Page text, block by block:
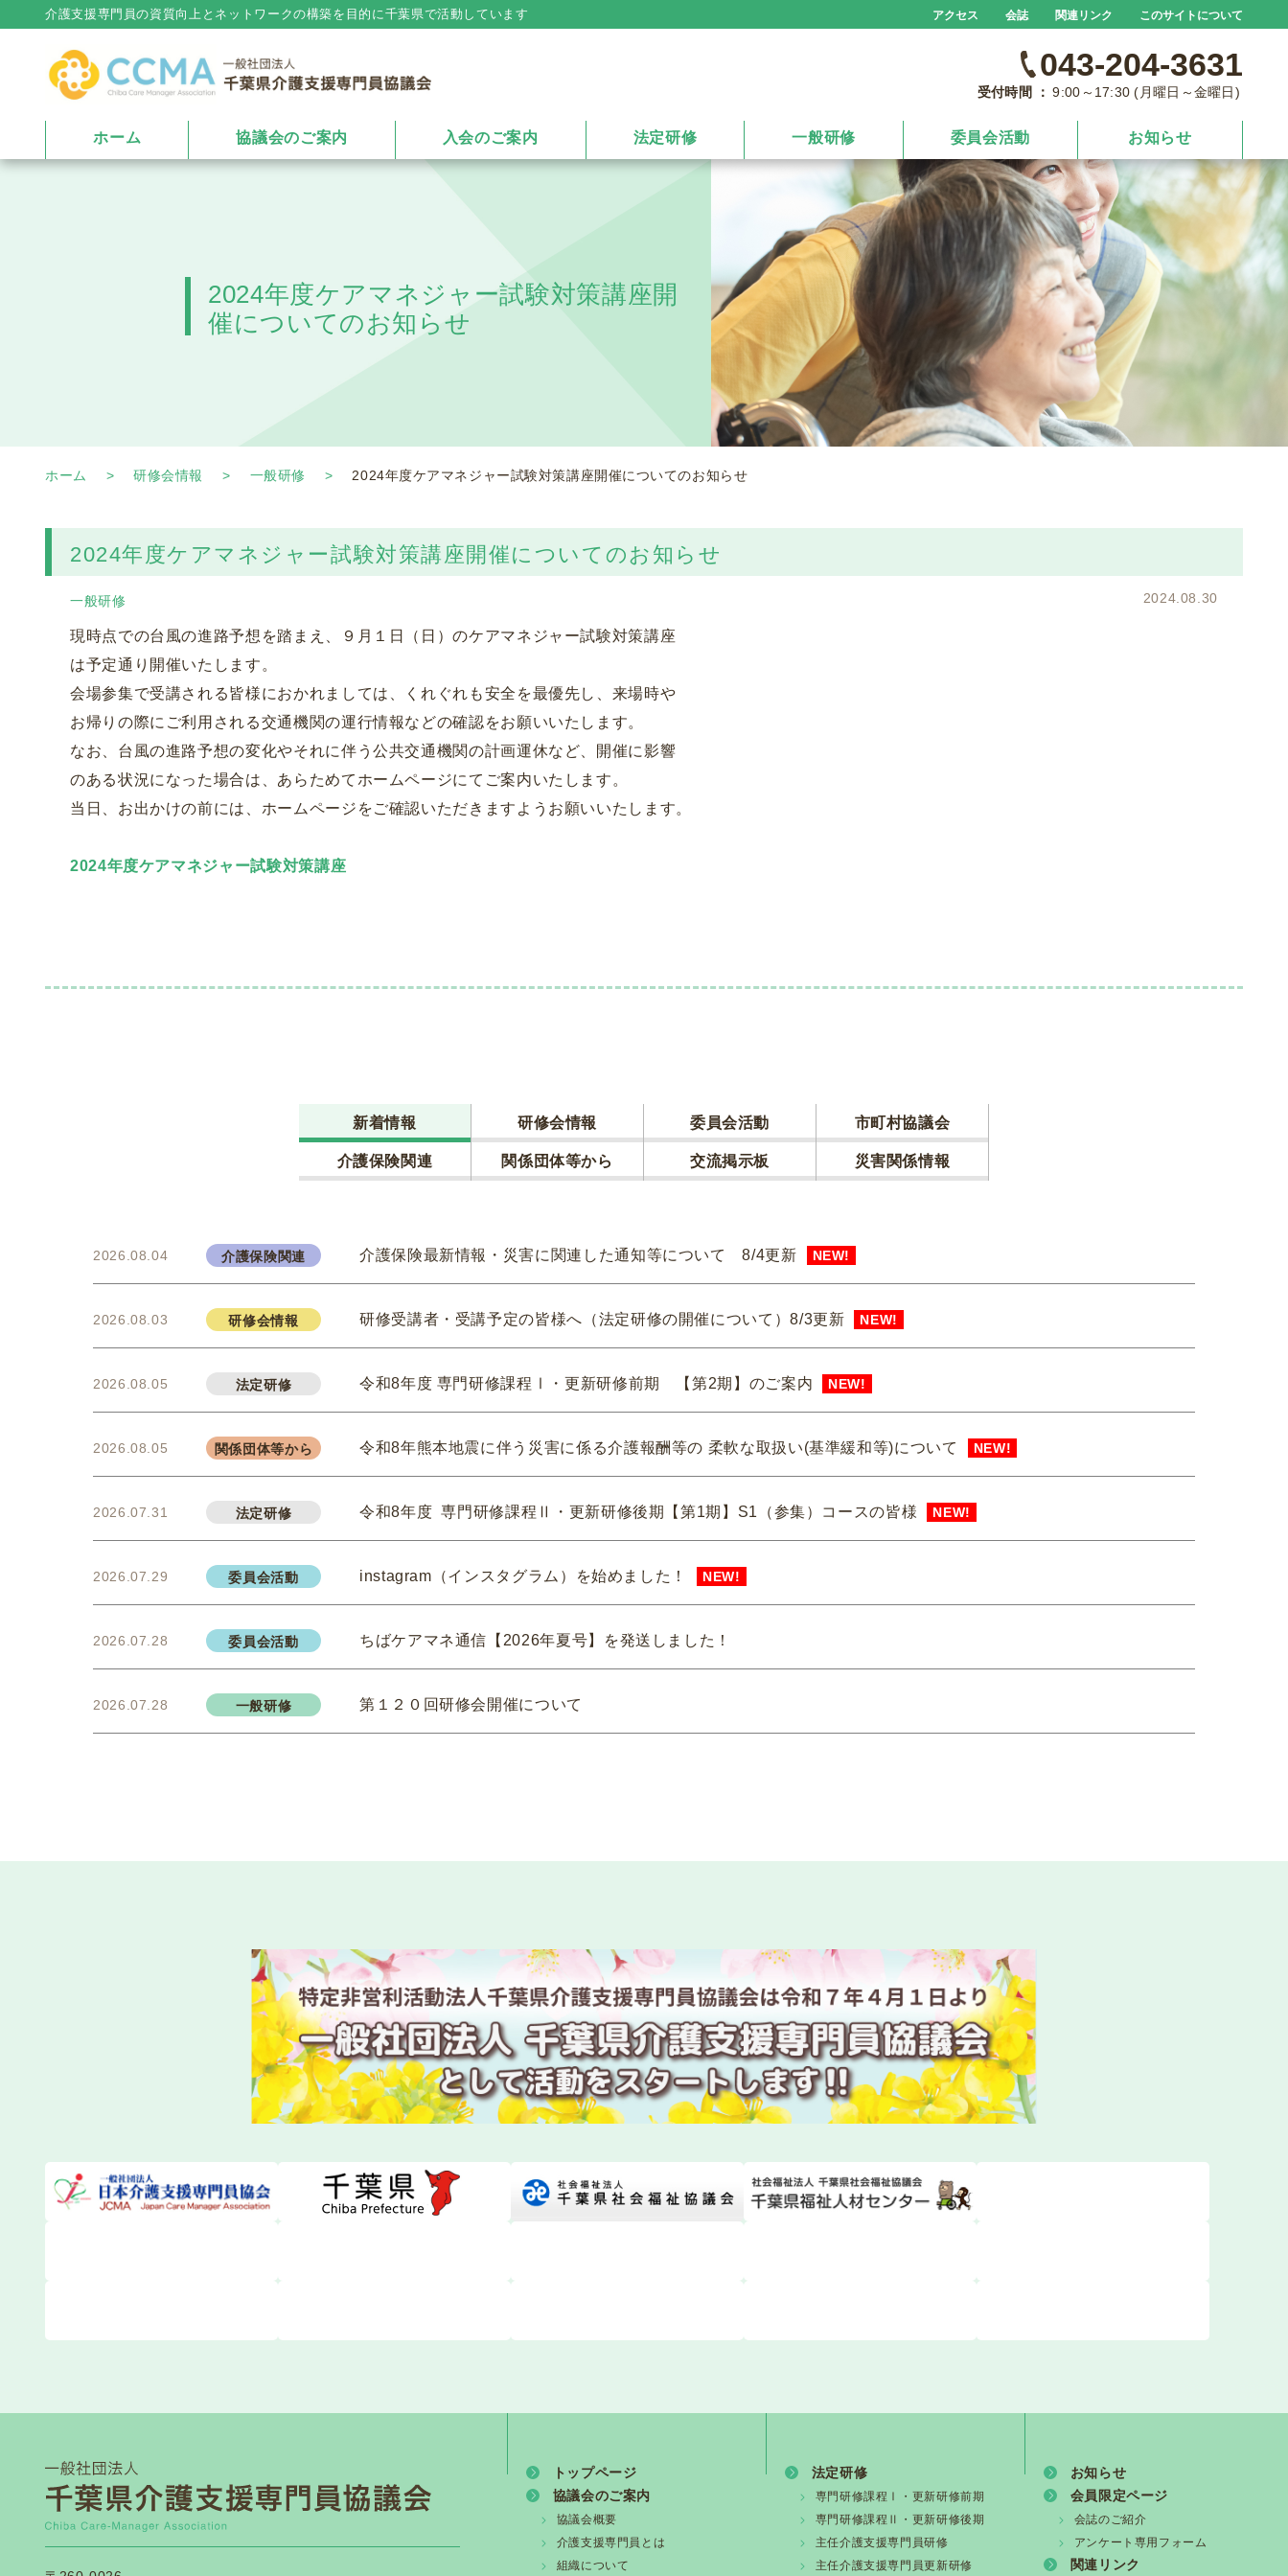
介護⽀援専⾨員の資質向上とネットワークの構築を⽬的に千葉県で活動しています アクセス 会誌 関連リンク このサイトについて
043-204-3631
受付時間 ： 9:00～17:30 (月曜日～金曜日)
ホーム 協議会のご案内 入会のご案内 法定研修 一般研修 委員会活動 お知らせ
2024年度ケアマネジャー試験対策講座開
催についてのお知らせ
ホーム 研修会情報 一般研修 2024年度ケアマネジャー試験対策講座開催についてのお知らせ
2024年度ケアマネジャー試験対策講座開催についてのお知らせ
一般研修 2024.08.30
現時点での台風の進路予想を踏まえ、９月１日（日）のケアマネジャー試験対策講座
は予定通り開催いたします。
会場参集で受講される皆様におかれましては、くれぐれも安全を最優先し、来場時や
お帰りの際にご利用される交通機関の運行情報などの確認をお願いいたします。
なお、台風の進路予想の変化やそれに伴う公共交通機関の計画運休など、開催に影響
のある状況になった場合は、あらためてホームページにてご案内いたします。
当日、お出かけの前には、ホームページをご確認いただきますようお願いいたします。
2024年度ケアマネジャー試験対策講座
新着情報 研修会情報 委員会活動 市町村協議会
介護保険関連 関係団体等から 交流掲示板 災害関係情報
2026.08.04 介護保険関連 介護保険最新情報・災害に関連した通知等について 8/4更新 NEW!
2026.08.03 研修会情報 研修受講者・受講予定の皆様へ（法定研修の開催について）8/3更新 NEW!
2026.08.05 法定研修 令和8年度 専門研修課程Ⅰ・更新研修前期 【第2期】のご案内 NEW!
2026.08.05 関係団体等から 令和8年熊本地震に伴う災害に係る介護報酬等の 柔軟な取扱い(基準緩和等)について NEW!
2026.07.31 法定研修 令和8年度 専門研修課程Ⅱ・更新研修後期【第1期】S1（参集）コースの皆様 NEW!
2026.07.29 委員会活動 instagram（インスタグラム）を始めました！ NEW!
2026.07.28 委員会活動 ちばケアマネ通信【2026年夏号】を発送しました！
2026.07.28 一般研修 第１２０回研修会開催について
新着情報 令和8年度 専門研修Ⅱ・更新研修後期【第１期】W2コースの皆様へ
法定研修 令和８年度主任介護支援専門員研修 研修日程の一部変更について
法定研修 令和８年度主任介護支援専門員更新研修第１期の受講決定通知発送について
関係団体等から 日本介護支援専門員協会からのお知らせ
関係団体等から 東京都介護支援専門員研究協議会からのお知らせ【第１８回研究大会・活動報告会】
2026.06.03 関係団体等から 【日本介護支援専門員協会】埼玉県川口市における介護支援専門員の殺害事件について 声明
2026.06.01 令和８年度主任介護支援専門員研修の開催について
令和8年度 専門研修課程Ⅰ・更新研修前期【第1期】受講の皆様へ
トップページ
協議会のご案内
協議会概要
介護支援専門員とは
組織について
法定研修
専門研修課程Ⅰ・更新研修前期
専門研修課程Ⅱ・更新研修後期
主任介護支援専門員研修
主任介護支援専門員更新研修
お知らせ
会員限定ページ
会誌のご紹介
アンケート専用フォーム
関連リンク